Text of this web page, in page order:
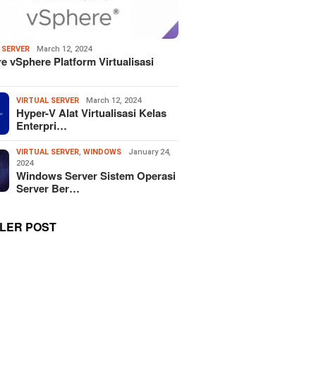
March 12, 2024
vSphere Platform Virtualisasi
VIRTUAL SERVER March 12, 2024
Hyper-V Alat Virtualisasi Kelas
Enterpri…
VIRTUAL SERVER,WINDOWS
January 24,
2024
Windows Server Sistem Operasi
Server Ber…
POST